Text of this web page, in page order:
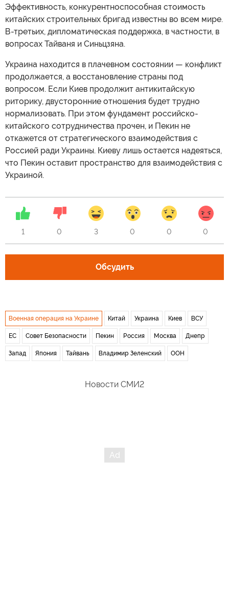
Эффективность, конкурентноспособная стоимость
китайских строительных бригад известны во всем мире.
В-третьих, дипломатическая поддержка, в частности, в
вопросах Тайваня и Синьцзяна.
Украина находится в плачевном состоянии — конфликт
продолжается, а восстановление страны под
вопросом. Если Киев продолжит антикитайскую
риторику, двусторонние отношения будет трудно
нормализовать. При этом фундамент российско-
китайского сотрудничества прочен, и Пекин не
откажется от стратегического взаимодействия с
Россией ради Украины. Киеву лишь остается надеяться,
что Пекин оставит пространство для взаимодействия с
Украиной.
1 0 3 0 0 0
Обсудить
Военная операция на Украине Китай Украина Киев ВСУ
ЕС Совет Безопасности Пекин Россия Москва Днепр
Запад Япония Тайвань Владимир Зеленский ООН
Новости СМИ2